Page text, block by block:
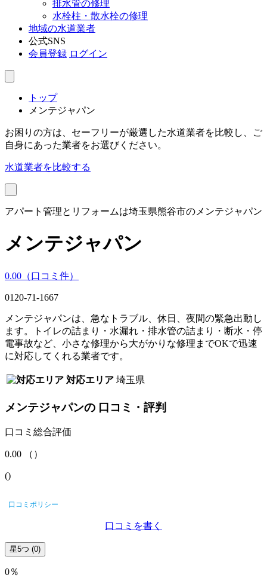
排水管の修理
水栓柱・散水栓の修理
地域の水道業者
公式SNS
会員登録 ログイン
トップ
メンテジャパン
お困りの方は、セーフリーが厳選した水道業者を比較し、ご
自身にあった業者をお選びください。
水道業者を比較する
アパート管理とリフォームは埼玉県熊谷市のメンテジャパン
メンテジャパン
0.00 （口コミ 件）
0120-71-1667
メンテジャパンは、急なトラブル、休日、夜間の緊急出動し
ます。トイレの詰まり・水漏れ・排水管の詰まり・断水・停
電事故など、小さな修理から大がかりな修理までOKで迅速
に対応してくれる業者です。
対応エリア 埼玉県
メンテジャパンの 口コミ・評判
口コミ総合評価
0.00 （ ）
()
口コミポリシー
口コミを書く
星5つ (0)
0％